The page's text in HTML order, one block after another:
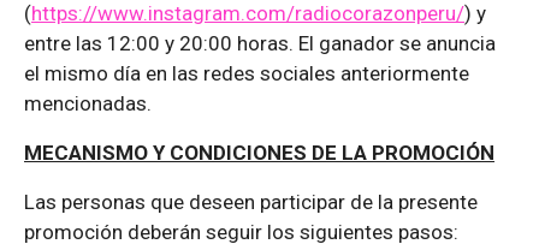
(https://www.instagram.com/radiocorazonperu/) y
entre las 12:00 y 20:00 horas. El ganador se anuncia
el mismo día en las redes sociales anteriormente
mencionadas.
MECANISMO Y CONDICIONES DE LA PROMOCIÓN
Las personas que deseen participar de la presente
promoción deberán seguir los siguientes pasos: